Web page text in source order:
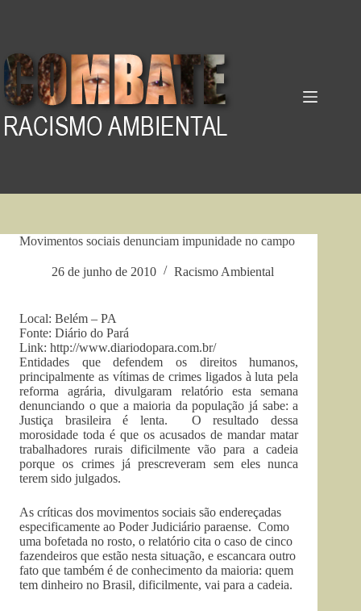
Movimentos sociais denunciam impunidade no campo
26 de junho de 2010 Racismo Ambiental
Local: Belém – PA
Fonte: Diário do Pará
Link: http://www.diariodopara.com.br/
Entidades que defendem os direitos humanos,
principalmente as vítimas de crimes ligados à luta pela
reforma agrária, divulgaram relatório esta semana
denunciando o que a maioria da população já sabe: a
Justiça brasileira é lenta. O resultado dessa
morosidade toda é que os acusados de mandar matar
trabalhadores rurais dificilmente vão para a cadeia
porque os crimes já prescreveram sem eles nunca
terem sido julgados.
As críticas dos movimentos sociais são endereçadas
especificamente ao Poder Judiciário paraense. Como
uma bofetada no rosto, o relatório cita o caso de cinco
fazendeiros que estão nesta situação, e escancara outro
fato que também é de conhecimento da maioria: quem
tem dinheiro no Brasil, dificilmente, vai para a cadeia.